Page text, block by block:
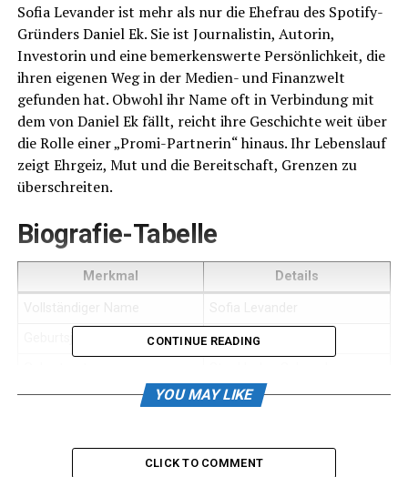
Sofia Levander ist mehr als nur die Ehefrau des Spotify-
Gründers Daniel Ek. Sie ist Journalistin, Autorin,
Investorin und eine bemerkenswerte Persönlichkeit, die
ihren eigenen Weg in der Medien- und Finanzwelt
gefunden hat. Obwohl ihr Name oft in Verbindung mit
dem von Daniel Ek fällt, reicht ihre Geschichte weit über
die Rolle einer „Promi-Partnerin“ hinaus. Ihr Lebenslauf
zeigt Ehrgeiz, Mut und die Bereitschaft, Grenzen zu
überschreiten.
Biografie-Tabelle
Merkmal Details
ca. 1980 – 1984
Nationalität
Schwedin
Kommunikationswissenschaf
ten, Stockholm University
CONTINUE READING
YOU MAY LIKE
CLICK TO COMMENT